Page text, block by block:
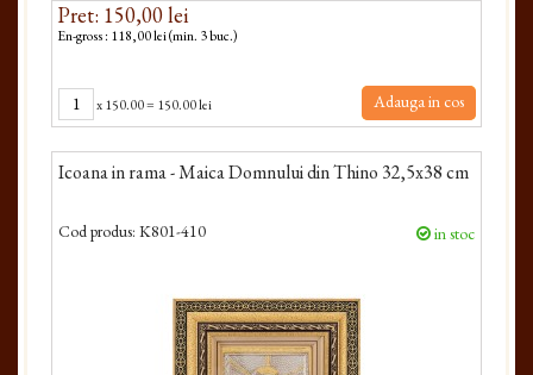
Pret: 150,00 lei
En-gross : 118,00 lei (min. 3 buc.)
x150.00= 150.00 lei Adauga in cos
Icoana in rama - Maica Domnului din Thino 32,5x38 cm
Cod produs: K801-410 in stoc